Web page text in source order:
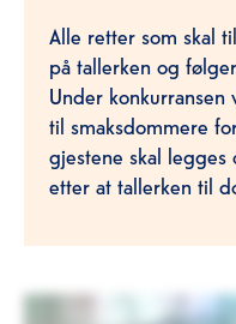
Alle retter som skal
på tallerken og
Under
til smaksdommere
gjestene skal
etter at tallerken til